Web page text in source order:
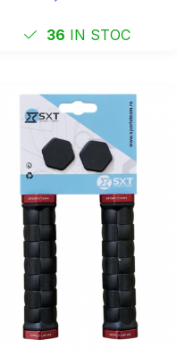
36 IN STOC